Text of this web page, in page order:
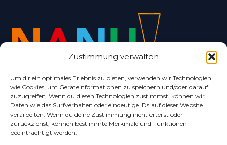
Zustimmung verwalten
Um dir ein optimales Erlebnis zu bieten, verwenden wir Technologien
wie Cookies, um Geräteinformationen zu speichern und/oder darauf
zuzugreifen. Wenn du diesen Technologien zustimmst, können wir
Daten wie das Surfverhalten oder eindeutige IDs auf dieser Website
verarbeiten. Wenn du deine Zustimmung nicht erteilst oder
zurückziehst, können bestimmte Merkmale und Funktionen
beeinträchtigt werden.
Alles rund um Bad Nenndorf und Umgebung.